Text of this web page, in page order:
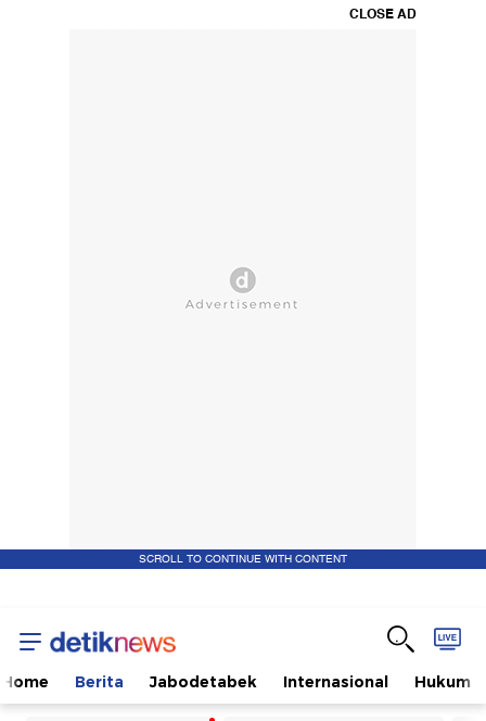
CLOSE AD
SCROLL TO CONTINUE WITH CONTENT
Home Berita Jabodetabek Internasional Hukum